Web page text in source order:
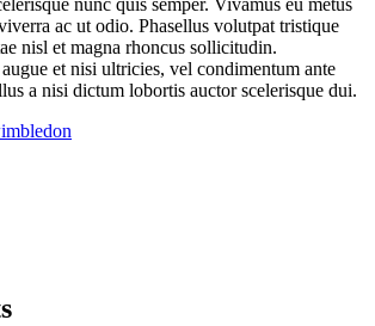
nunc quis semper. Vivamus eu metus
ac ut odio. Phasellus volutpat tristique
nisl et magna rhoncus sollicitudin.
et nisi ultricies, vel condimentum ante
a nisi dictum lobortis auctor scelerisque dui.